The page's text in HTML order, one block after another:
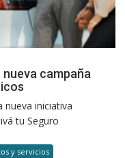
nueva campaña
nueva iniciativa
tu Seguro
y servicios